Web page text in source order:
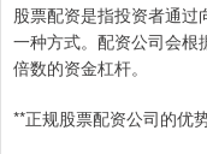
股票配资是指投资者通
一种方式。配资公司会根
倍数的资金杠杆。
**正规股票配资公司的优